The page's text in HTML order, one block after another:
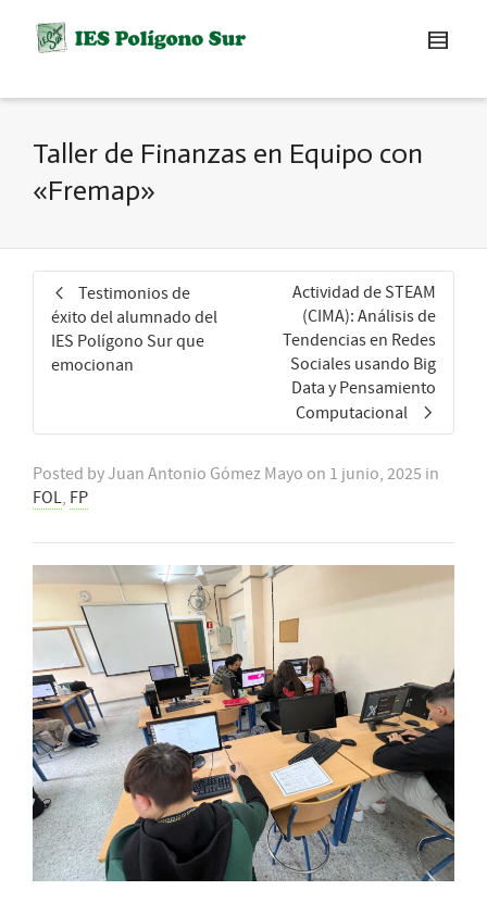
Taller de Finanzas en Equipo con
«Fremap»
Testimonios de
éxito del alumnado del
IES Polígono Sur que
emocionan
Actividad de STEAM
(CIMA): Análisis de
Tendencias en Redes
Sociales usando Big
Data y Pensamiento
Computacional
Posted byJuan Antonio Gómez Mayo on 1 junio, 2025 in
FOL, FP